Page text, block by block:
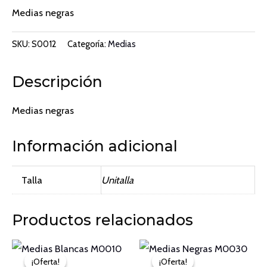
precio
original
₡3000.
actual
₡2400.
Medias negras
SKU:S0012 Categoría:Medias
Descripción
Medias negras
Información adicional
Talla Unitalla
Productos relacionados
¡Oferta!
¡Oferta! ¡Oferta!
¡Oferta!